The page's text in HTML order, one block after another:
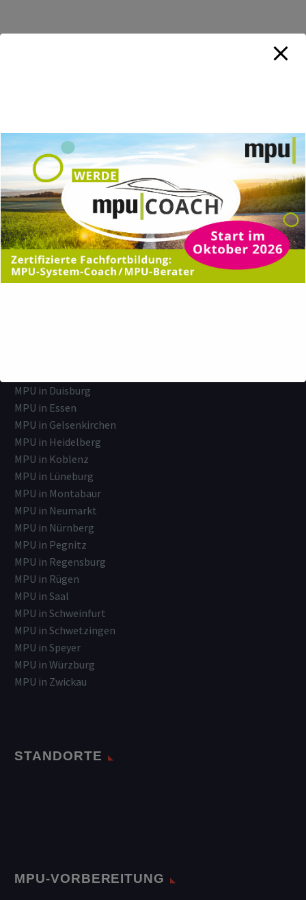
TRAININGSORTE
MPU in Duisburg
MPU in Essen
MPU in Gelsenkirchen
MPU in Heidelberg
MPU in Koblenz
MPU in Lüneburg
MPU in Montabaur
MPU in Neumarkt
MPU in Nürnberg
MPU in Pegnitz
MPU in Regensburg
MPU in Rügen
MPU in Saal
MPU in Schweinfurt
MPU in Schwetzingen
MPU in Speyer
MPU in Würzburg
MPU in Zwickau
STANDORTE
MPU-VORBEREITUNG